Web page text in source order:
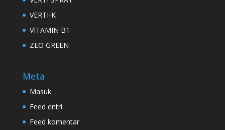
VERTI-K
VITAMIN B1
ZEO GREEN
Meta
Masuk
Feed entri
Feed komentar